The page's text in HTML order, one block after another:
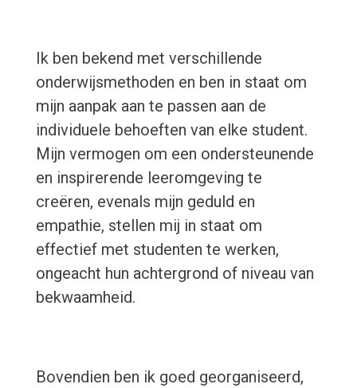
Ik ben bekend met verschillende
onderwijsmethoden en ben in staat om
mijn aanpak aan te passen aan de
individuele behoeften van elke student.
Mijn vermogen om een ondersteunende
en inspirerende leeromgeving te
creëren, evenals mijn geduld en
empathie, stellen mij in staat om
effectief met studenten te werken,
ongeacht hun achtergrond of niveau van
bekwaamheid.
Bovendien ben ik goed georganiseerd,